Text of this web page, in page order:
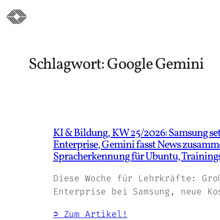
Zum
Schlagwort:Google Gemini
KI & Bildung, KW 25/2026: Samsung
Enterprise, Gemini fasst News
Spracherkennung für Ubuntu,
Diese Woche für Lehrkräfte:
Enterprise bei Samsung, neue
➲ Zum Artikel!